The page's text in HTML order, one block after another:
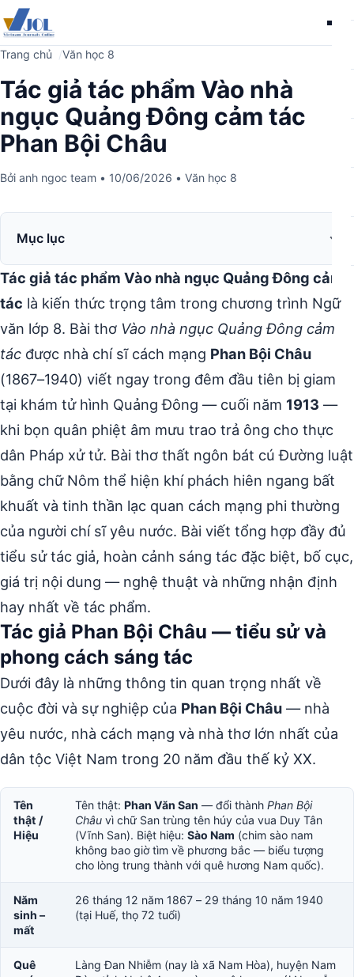
Trang chủ Văn học 8
Tác giả tác phẩm Vào nhà
ngục Quảng Đông cảm tác
Phan Bội Châu
Bởi anh ngoc team • 10/06/2026 • Văn học 8
Mục lục
Tác giả tác phẩm Vào nhà ngục Quảng Đông cảm
tác là kiến thức trọng tâm trong chương trình Ngữ
văn lớp 8. Bài thơ Vào nhà ngục Quảng Đông cảm
tác được nhà chí sĩ cách mạng Phan Bội Châu
(1867–1940) viết ngay trong đêm đầu tiên bị giam
tại khám tử hình Quảng Đông — cuối năm 1913 —
khi bọn quân phiệt âm mưu trao trả ông cho thực
dân Pháp xử tử. Bài thơ thất ngôn bát cú Đường luật
bằng chữ Nôm thể hiện khí phách hiên ngang bất
khuất và tinh thần lạc quan cách mạng phi thường
của người chí sĩ yêu nước. Bài viết tổng hợp đầy đủ
tiểu sử tác giả, hoàn cảnh sáng tác đặc biệt, bố cục,
giá trị nội dung — nghệ thuật và những nhận định
hay nhất về tác phẩm.
Tác giả Phan Bội Châu — tiểu sử và
phong cách sáng tác
Dưới đây là những thông tin quan trọng nhất về
cuộc đời và sự nghiệp của Phan Bội Châu — nhà
yêu nước, nhà cách mạng và nhà thơ lớn nhất của
dân tộc Việt Nam trong 20 năm đầu thế kỷ XX.
Tên
thật /
Hiệu
Tên thật: Phan Văn San — đổi thành Phan Bội
Châu vì chữ San trùng tên húy của vua Duy Tân
(Vĩnh San). Biệt hiệu: Sào Nam (chim sào nam
không bao giờ tìm về phương bắc — biểu tượng
cho lòng trung thành với quê hương Nam quốc).
Năm
sinh –
mất
26 tháng 12 năm 1867 – 29 tháng 10 năm 1940
(tại Huế, thọ 72 tuổi)
Quê
Làng Đan Nhiễm (nay là xã Nam Hòa), huyện Nam